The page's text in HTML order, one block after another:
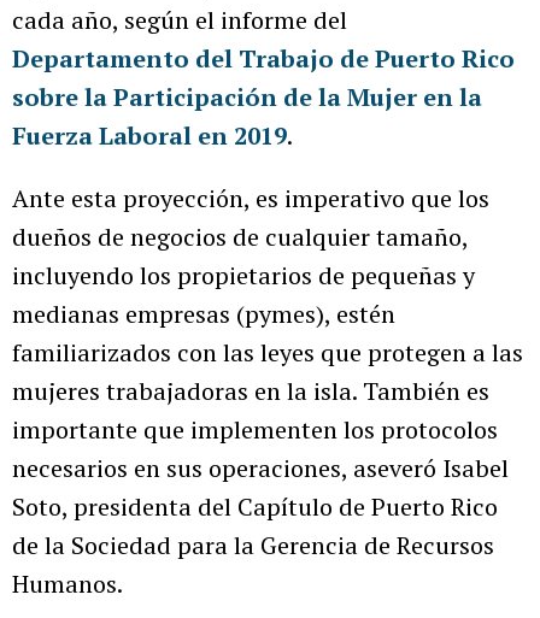
cada año, según el informe del
Departamento del Trabajo de Puerto Rico
sobre la Participación de la Mujer en la
Fuerza Laboral en 2019.
Ante esta proyección, es imperativo que los
dueños de negocios de cualquier tamaño,
incluyendo los propietarios de pequeñas y
medianas empresas (pymes), estén
familiarizados con las leyes que protegen a las
mujeres trabajadoras en la isla. También es
importante que implementen los protocolos
necesarios en sus operaciones, aseveró Isabel
Soto, presidenta del Capítulo de Puerto Rico
de la Sociedad para la Gerencia de Recursos
Humanos.